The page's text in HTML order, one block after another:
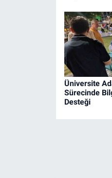
Üniversite
Sürecinde
Desteği